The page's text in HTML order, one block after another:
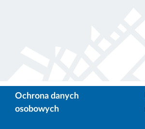
Ochrona danych
osobowych